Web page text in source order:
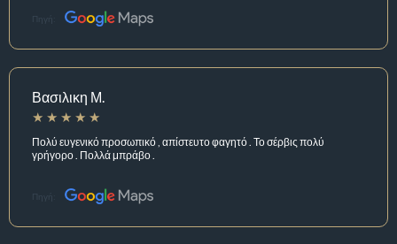
Πηγή:
Βασιλικη Μ.
Πολύ ευγενικό προσωπικό , απίστευτο φαγητό . Το σέρβις πολύ
γρήγορο . Πολλά μπράβο .
Πηγή: